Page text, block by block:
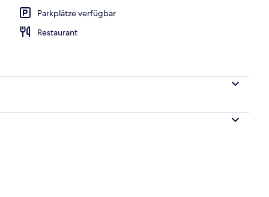
Parkplätze verfügbar
Restaurant